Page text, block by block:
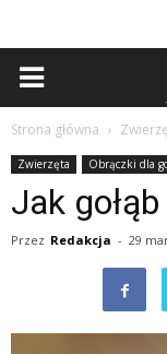
Strona główna
Zwierzęta Obrączki dla
Jak
Przez Redakcja - 29